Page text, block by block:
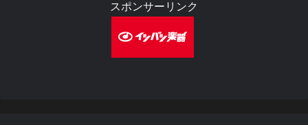
スポンサーリンク